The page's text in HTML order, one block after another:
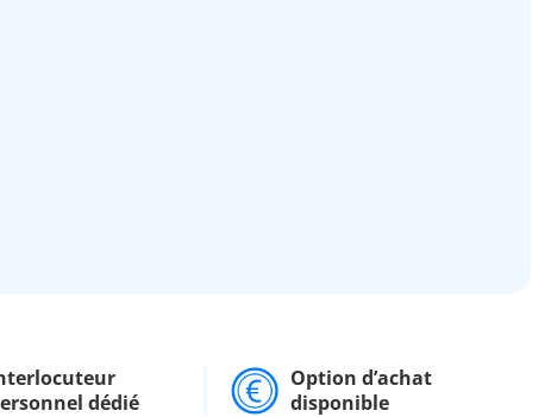
dédié
Option d’achat
disponible